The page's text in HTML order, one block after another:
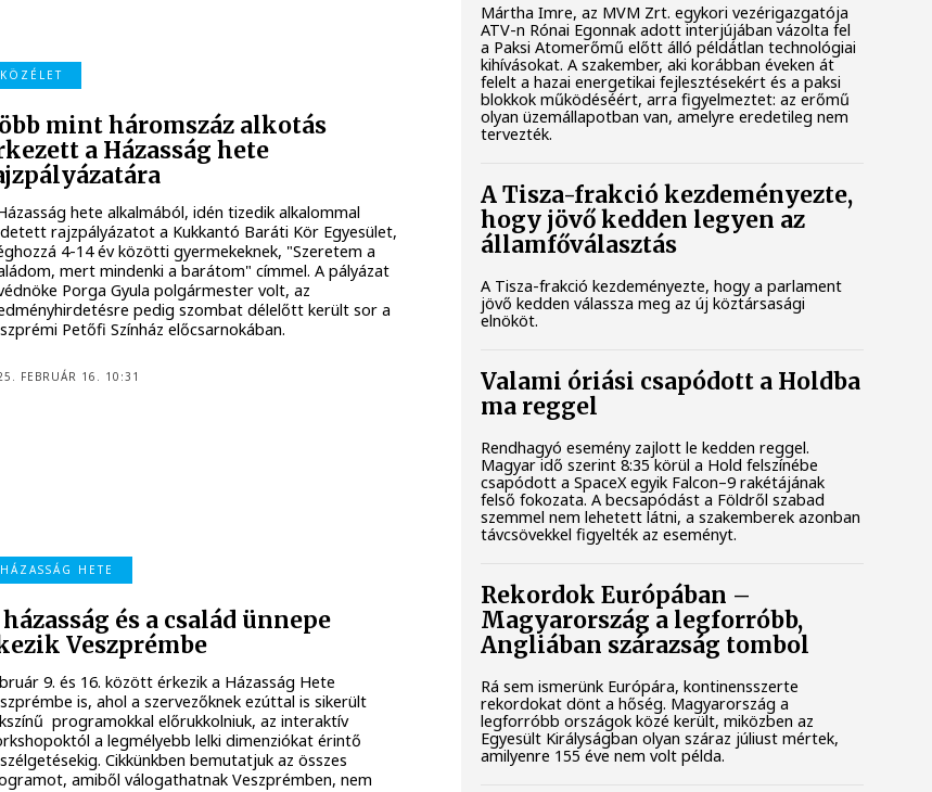
KÖZÉLET
mint háromszáz alkotás
a Házasság hete
hete alkalmából, idén tizedik alkalommal
rajzpályázatot a Kukkantó Baráti Kör Egyesület,
4-14 év közötti gyermekeknek, "Szeretem a
mert mindenki a barátom" címmel. A pályázat
Porga Gyula polgármester volt, az
pedig szombat délelőtt került sor a
Petőfi Színház előcsarnokában.
FEBRUÁR 16. 10:31
HÁZASSÁG HETE
házasság és a család ünnepe
Veszprémbe
9. és 16. között érkezik a Házasság Hete
is, ahol a szervezőknek ezúttal is sikerült
programokkal előrukkolniuk, az interaktív
a legmélyebb lelki dimenziókat érintő
Cikkünkben bemutatjuk az összes
amiből válogathatnak Veszprémben, nem
Mártha Imre, az MVM Zrt. egykori vezérigazgatója
ATV-n Rónai Egonnak adott interjújában vázolta fel
a Paksi Atomerőmű előtt álló példátlan technológiai
kihívásokat. A szakember, aki korábban éveken át
felelt a hazai energetikai fejlesztésekért és a paksi
blokkok működéséért, arra figyelmeztet: az erőmű
olyan üzemállapotban van, amelyre eredetileg nem
tervezték.
A Tisza-frakció kezdeményezte,
hogy jövő kedden legyen az
államfőválasztás
A Tisza-frakció kezdeményezte, hogy a parlament
jövő kedden válassza meg az új köztársasági
elnököt.
Valami óriási csapódott a Holdba
ma reggel
Rendhagyó esemény zajlott le kedden reggel.
Magyar idő szerint 8:35 körül a Hold felszínébe
csapódott a SpaceX egyik Falcon–9 rakétájának
felső fokozata. A becsapódást a Földről szabad
szemmel nem lehetett látni, a szakemberek azonban
távcsövekkel figyelték az eseményt.
Rekordok Európában –
Magyarország a legforróbb,
Angliában szárazság tombol
Rá sem ismerünk Európára, kontinensszerte
rekordokat dönt a hőség. Magyarország a
legforróbb országok közé került, miközben az
Egyesült Királyságban olyan száraz júliust mértek,
amilyenre 155 éve nem volt példa.